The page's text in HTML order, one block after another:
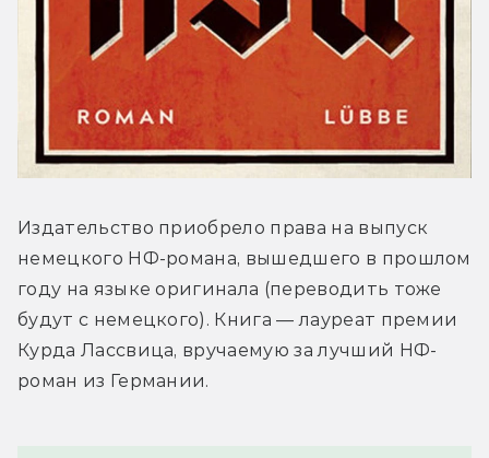
Издательство приобрело права на выпуск
немецкого НФ-романа, вышедшего в прошлом
году на языке оригинала (переводить тоже
будут с немецкого). Книга — лауреат премии
Курда Лассвица, вручаемую за лучший НФ-
роман из Германии.